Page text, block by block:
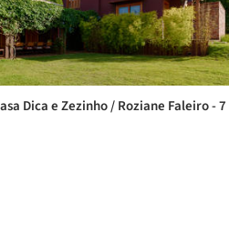
Dica e Zezinho / Roziane Faleiro - 7